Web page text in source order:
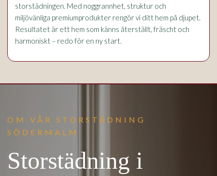
storstädningen. Med noggrannhet, struktur och
miljövänliga premiumprodukter rengör vi ditt hem på djupet.
Resultatet är ett hem som känns återställt, fräscht och
harmoniskt – redo för en ny start.
OM VÅR STORSTÄDNING
SÖDERMALM
Storstädning i